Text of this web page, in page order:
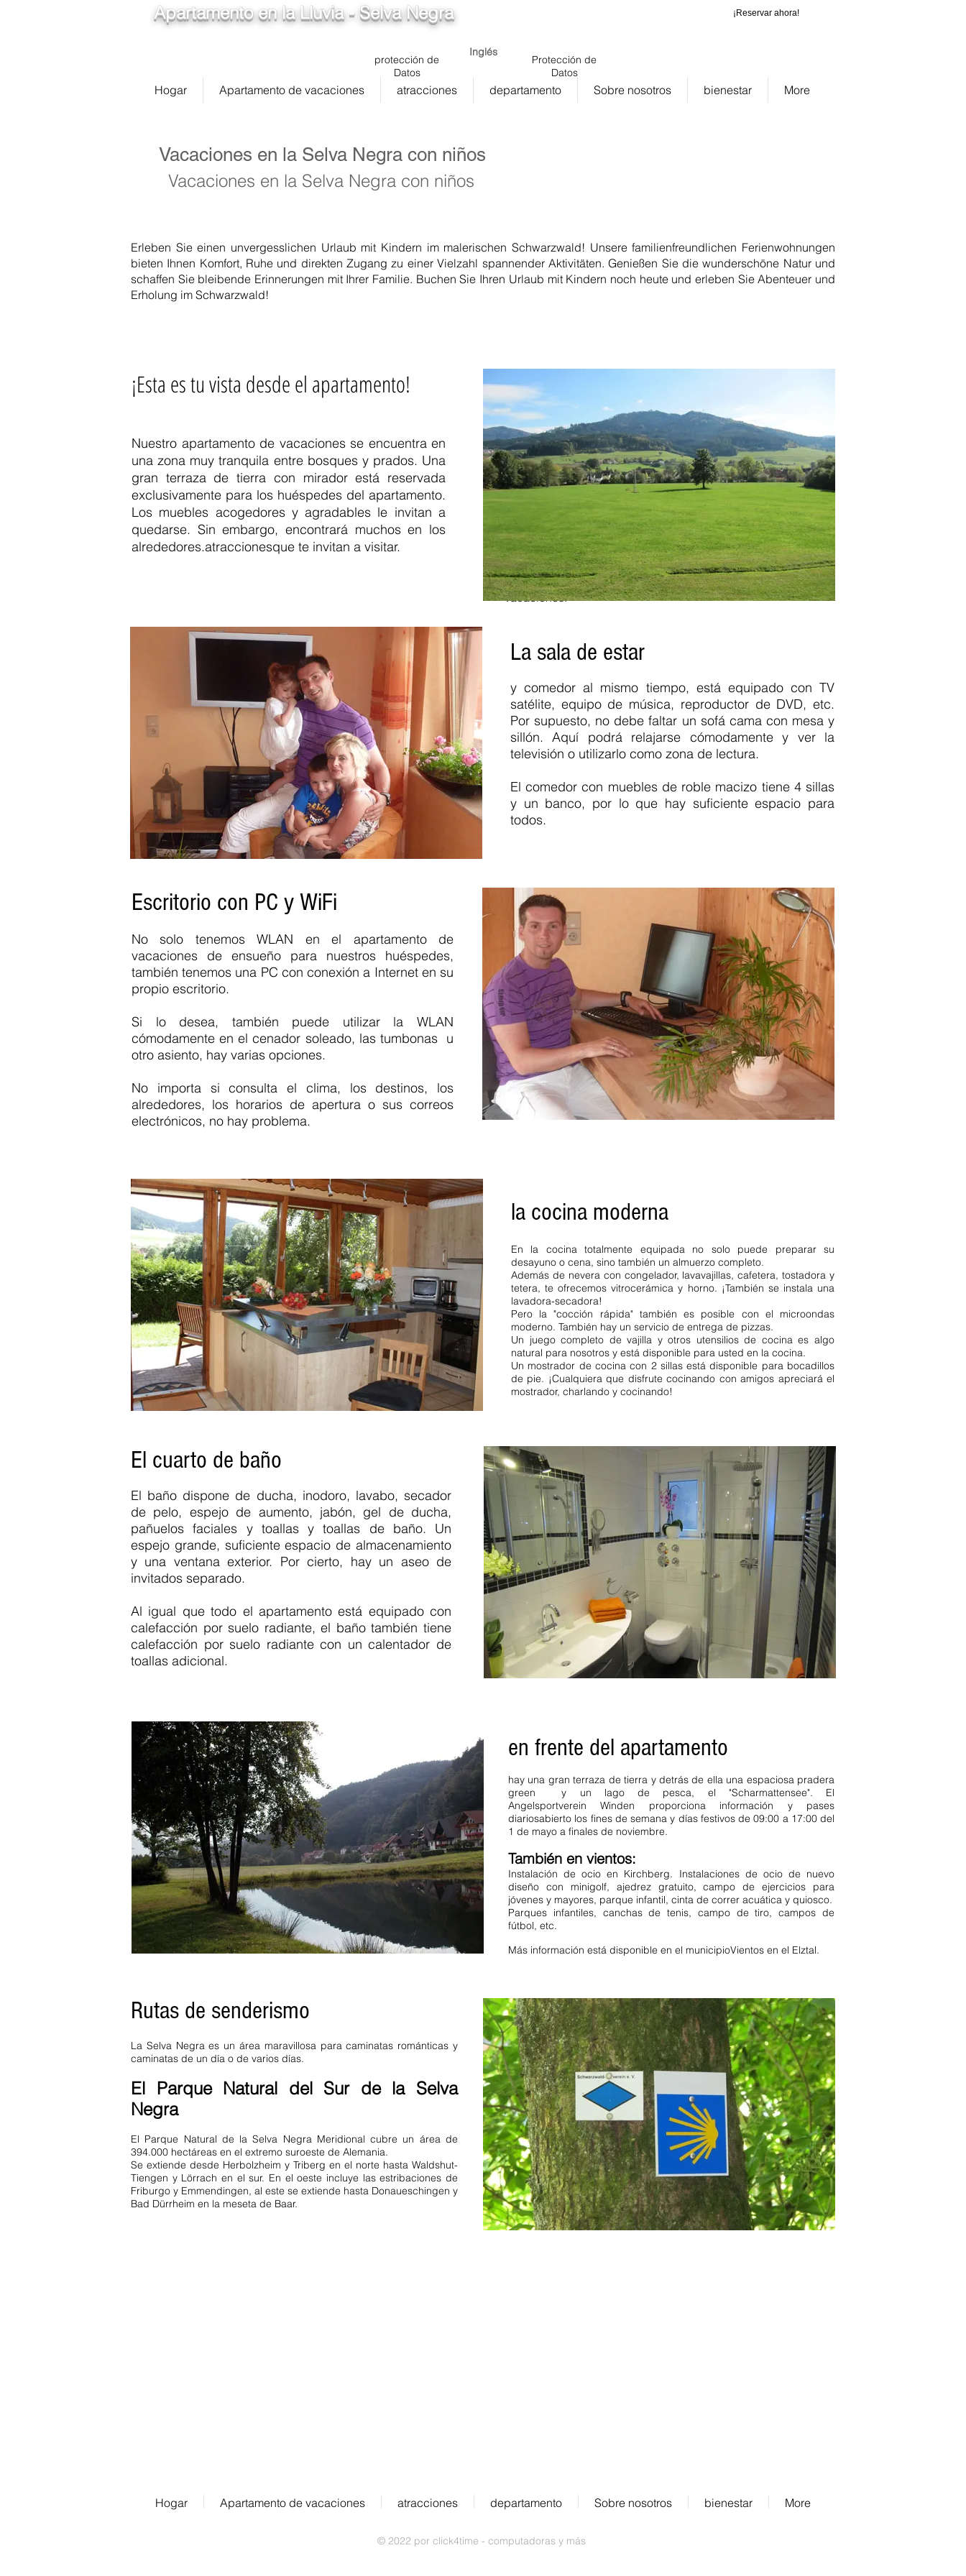
¡Reservar ahora!
Apartamento en la Lluvia - Selva Negra
protección de
Datos
Inglés
Protección de
Datos
Hogar Apartamento de vacaciones atracciones departamento Sobre nosotros bienestar More
Vacaciones en la Selva Negra con niños
Vacaciones en la Selva Negra con niños
Erleben Sie einen unvergesslichen Urlaub mit Kindern im malerischen Schwarzwald! Unsere familienfreundlichen Ferienwohnungen
bieten Ihnen Komfort, Ruhe und direkten Zugang zu einer Vielzahl spannender Aktivitäten. Genießen Sie die wunderschöne Natur und
schaffen Sie bleibende Erinnerungen mit Ihrer Familie. Buchen Sie Ihren Urlaub mit Kindern noch heute und erleben Sie Abenteuer und
Erholung im Schwarzwald!
fewo Simonshof Fewo Park Hochschwarzwald Card
Kaiserstuhl pers fewo Schiltach 79822 Titisee Neustadt St
Märgen 77761 Schiltach fewo Schiebenrothenhof granja
programa para niños vacaciones en familia Black Forest
granja Breitnau para familias Oppenau Todtnau Oberried
paraíso de los niños paraíso del baño patio apartamentos de
vacaciones casas de vacaciones solicitud de reserva
Tennenbronn vacaciones en familia en Bad Rippoldsau
Schapbach museo al aire libre paseos a caballo Simonswald
Feldberg atracciones de ocio Fewo Elzach Sasbach
Grafenhausen fewo Vacaciones en la Selva Negra con
granja en la Selva Negra Hinterzarten Schluchsee.
Apartamento Selva Negra Alta Selva Negra Titisee granja
apartamentos de vacaciones vacaciones en familia
vacaciones.
¡Esta es tu vista desde el apartamento!
Nuestro apartamento de vacaciones se encuentra en
una zona muy tranquila entre bosques y prados. Una
gran terraza de tierra con mirador está reservada
exclusivamente para los huéspedes del apartamento.
Los muebles acogedores y agradables le invitan a
quedarse. Sin embargo, encontrará muchos en los
alrededores.atraccionesque te invitan a visitar.
alquileres de vacaciones Simonshof Park Hochschwarzwald
alquileres de vacaciones Kaiserstuhl pers alquileres de
vacaciones 79822 Titisee Neustadt St Märgen Schiltach granja
programa para niños vacaciones en familia Breitnau ideal para
familias Oppenau Todtnau Oberried paraíso de los niños
Badeparadies Hof alquileres de vacaciones casas de vacaciones
solicitud de reserva vacaciones en familia en el baño alquileres de
vacaciones Ottersweier al aire libre museo de equitación Fewo
Gutach Schluchsee Feldberg Schapbach Apartments Todtnau
Oppenau Breitnau Familienferien Märgen fewo Kaiserstuhl Selva
Negra Selva Negra fewo .
La sala de estar
y comedor al mismo tiempo, está equipado con TV
satélite, equipo de música, reproductor de DVD, etc.
Por supuesto, no debe faltar un sofá cama con mesa y
sillón. Aquí podrá relajarse cómodamente y ver la
televisión o utilizarlo como zona de lectura.
El comedor con muebles de roble macizo tiene 4 sillas
y un banco, por lo que hay suficiente espacio para
todos.
Selva Negra Selva Negra Superior agroturismo apartamentos
vacaciones en familia vacaciones. Fewo Simonshof Selva
Negra Alta Selva Negra agroturismo apartamentos vacaciones
vacaciones en familia. Fewo Simonshof Kaiserstuhl programa
infantil vacaciones familiares vacaciones para niños
Simonshof fewo Selva Negra Kaiserstuhl fewo
Escritorio con PC y WiFi
No solo tenemos WLAN en el apartamento de
vacaciones de ensueño para nuestros huéspedes,
también tenemos una PC con conexión a Internet en su
propio escritorio.
Si lo desea, también puede utilizar la WLAN
cómodamente en el cenador soleado, las tumbonas u
otro asiento, hay varias opciones.
No importa si consulta el clima, los destinos, los
alrededores, los horarios de apertura o sus correos
electrónicos, no hay problema.
la cocina moderna
En la cocina totalmente equipada no solo puede preparar su
desayuno o cena, sino también un almuerzo completo.
Además de nevera con congelador, lavavajillas, cafetera, tostadora y
tetera, te ofrecemos vitrocerámica y horno. ¡También se instala una
lavadora-secadora!
Pero la "cocción rápida" también es posible con el microondas
moderno. También hay un servicio de entrega de pizzas.
Un juego completo de vajilla y otros utensilios de cocina es algo
natural para nosotros y está disponible para usted en la cocina.
Un mostrador de cocina con 2 sillas está disponible para bocadillos
de pie. ¡Cualquiera que disfrute cocinando con amigos apreciará el
mostrador, charlando y cocinando!
El cuarto de baño
El baño dispone de ducha, inodoro, lavabo, secador
de pelo, espejo de aumento, jabón, gel de ducha,
pañuelos faciales y toallas y toallas de baño. Un
espejo grande, suficiente espacio de almacenamiento
y una ventana exterior. Por cierto, hay un aseo de
invitados separado.
Al igual que todo el apartamento está equipado con
calefacción por suelo radiante, el baño también tiene
calefacción por suelo radiante con un calentador de
toallas adicional.
en frente del apartamento
hay una gran terraza de tierra y detrás de ella una espaciosa pradera
green y un lago de pesca, el "Scharmattensee". El
Angelsportverein Winden proporciona información y pases
diariosabierto los fines de semana y días festivos de 09:00 a 17:00 del
1 de mayo a finales de noviembre.
También en vientos:
Instalación de ocio en Kirchberg. Instalaciones de ocio de nuevo
diseño con minigolf, ajedrez gratuito, campo de ejercicios para
jóvenes y mayores, parque infantil, cinta de correr acuática y quiosco.
Parques infantiles, canchas de tenis, campo de tiro, campos de
fútbol, etc.
Más información está disponible en el municipioVientos en el Elztal.
Rutas de senderismo
La Selva Negra es un área maravillosa para caminatas románticas y
caminatas de un día o de varios días.
El Parque Natural del Sur de la Selva
Negra
El Parque Natural de la Selva Negra Meridional cubre un área de
394.000 hectáreas en el extremo suroeste de Alemania.
Se extiende desde Herbolzheim y Triberg en el norte hasta Waldshut-
Tiengen y Lörrach en el sur. En el oeste incluye las estribaciones de
Friburgo y Emmendingen, al este se extiende hasta Donaueschingen y
Bad Dürrheim en la meseta de Baar.
Hogar Apartamento de vacaciones atracciones departamento Sobre nosotros bienestar More
© 2022 por click4time - computadoras y más